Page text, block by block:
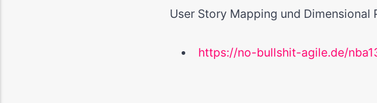
User Story Mapping und Dimensional
https://no-bullshit-agile.de/